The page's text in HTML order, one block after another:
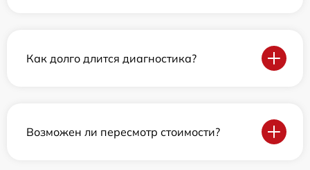
Как долго длится диагностика?
Возможен ли пересмотр стоимости?